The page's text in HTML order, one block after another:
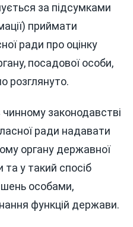
за підсумками
приймати
ради про оцінку
посадової особи,
розглянуто.
законодавстві
ради надавати
органу державної
у такий спосіб
особами,
функцій держави.